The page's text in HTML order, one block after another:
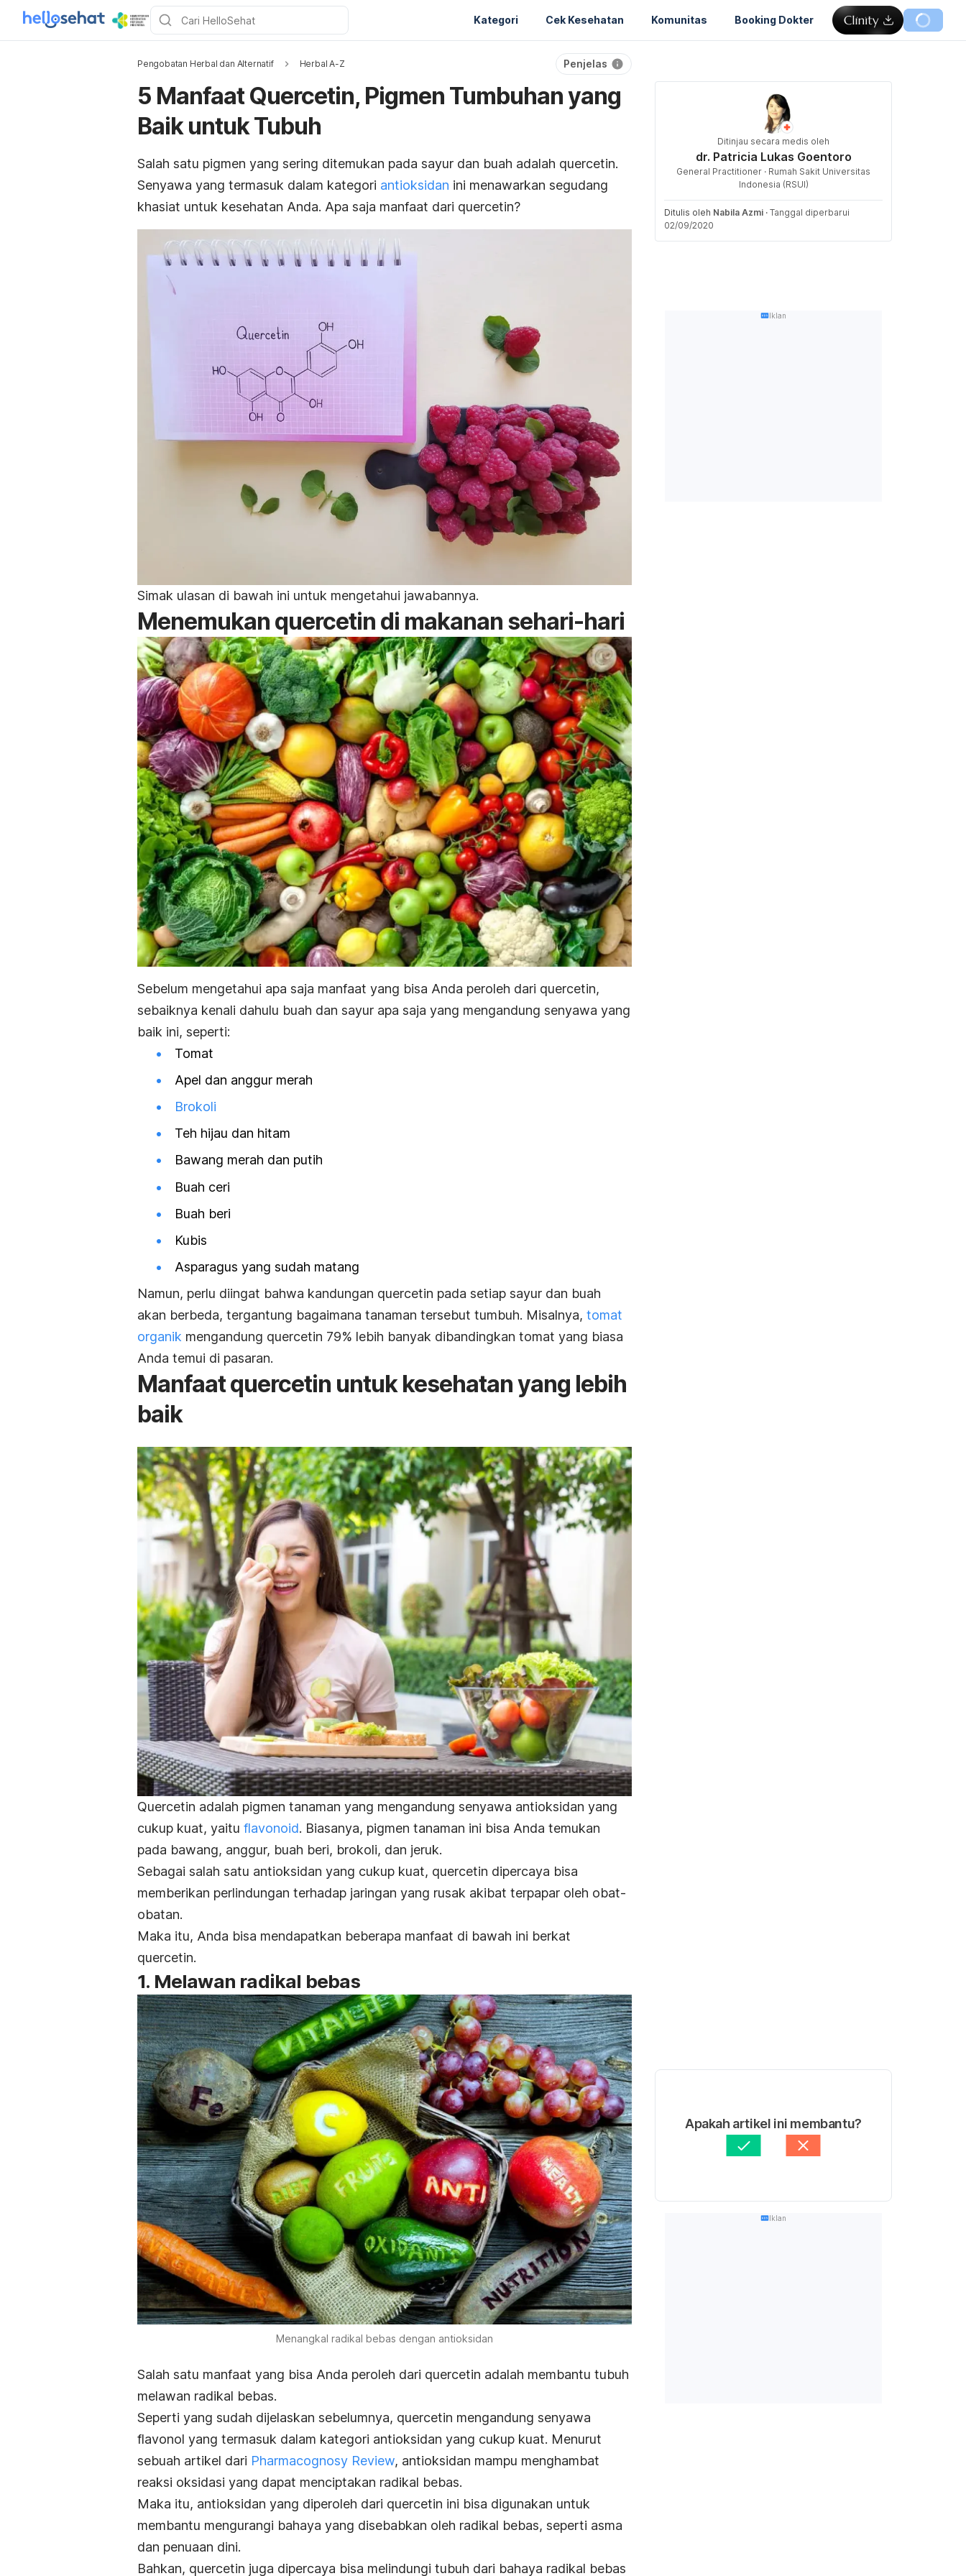
Kategori Cek Kesehatan Komunitas Booking Dokter
Pengobatan Herbal dan Alternatif Herbal A-Z Penjelas
5 Manfaat Quercetin, Pigmen Tumbuhan yang
Baik untuk Tubuh
Salah satu pigmen yang sering ditemukan pada sayur dan buah adalah quercetin.
Senyawa yang termasuk dalam kategori antioksidan ini menawarkan segudang
khasiat untuk kesehatan Anda. Apa saja manfaat dari quercetin?
Simak ulasan di bawah ini untuk mengetahui jawabannya.
Menemukan quercetin di makanan sehari-hari
Sebelum mengetahui apa saja manfaat yang bisa Anda peroleh dari quercetin,
sebaiknya kenali dahulu buah dan sayur apa saja yang mengandung senyawa yang
baik ini, seperti:
Tomat
Apel dan anggur merah
Brokoli
Teh hijau dan hitam
Bawang merah dan putih
Buah ceri
Buah beri
Kubis
Asparagus yang sudah matang
Namun, perlu diingat bahwa kandungan quercetin pada setiap sayur dan buah
akan berbeda, tergantung bagaimana tanaman tersebut tumbuh. Misalnya, tomat
organik mengandung quercetin 79% lebih banyak dibandingkan tomat yang biasa
Anda temui di pasaran.
Manfaat quercetin untuk kesehatan yang lebih
baik
Quercetin adalah pigmen tanaman yang mengandung senyawa antioksidan yang
cukup kuat, yaitu flavonoid. Biasanya, pigmen tanaman ini bisa Anda temukan
pada bawang, anggur, buah beri, brokoli, dan jeruk.
Sebagai salah satu antioksidan yang cukup kuat, quercetin dipercaya bisa
memberikan perlindungan terhadap jaringan yang rusak akibat terpapar oleh obat-
obatan.
Maka itu, Anda bisa mendapatkan beberapa manfaat di bawah ini berkat
quercetin.
1. Melawan radikal bebas
Menangkal radikal bebas dengan antioksidan
Salah satu manfaat yang bisa Anda peroleh dari quercetin adalah membantu tubuh
melawan radikal bebas.
Seperti yang sudah dijelaskan sebelumnya, quercetin mengandung senyawa
flavonol yang termasuk dalam kategori antioksidan yang cukup kuat. Menurut
sebuah artikel dari Pharmacognosy Review, antioksidan mampu menghambat
reaksi oksidasi yang dapat menciptakan radikal bebas.
Maka itu, antioksidan yang diperoleh dari quercetin ini bisa digunakan untuk
membantu mengurangi bahaya yang disebabkan oleh radikal bebas, seperti asma
dan penuaan dini.
Bahkan, quercetin juga dipercaya bisa melindungi tubuh dari bahaya radikal bebas
Ditinjau secara medis oleh
dr. Patricia Lukas Goentoro
General Practitioner · Rumah Sakit Universitas
Indonesia (RSUI)
Ditulis oleh Nabila Azmi · Tanggal diperbarui
02/09/2020
Iklan
Apakah artikel ini membantu?
Iklan